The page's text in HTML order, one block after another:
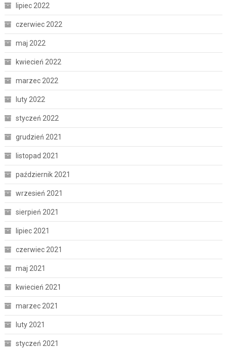
lipiec 2022
czerwiec 2022
maj 2022
kwiecień 2022
marzec 2022
luty 2022
styczeń 2022
grudzień 2021
listopad 2021
październik 2021
wrzesień 2021
sierpień 2021
lipiec 2021
czerwiec 2021
maj 2021
kwiecień 2021
marzec 2021
luty 2021
styczeń 2021